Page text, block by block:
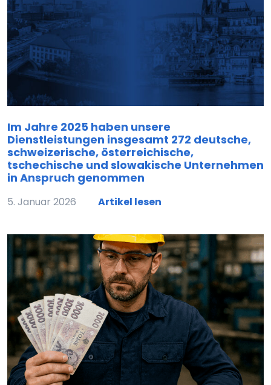
Im Jahre 2025 haben unsere
Dienstleistungen insgesamt 272 deutsche,
schweizerische, österreichische,
tschechische und slowakische Unternehmen
in Anspruch genommen
5. Januar 2026 Artikel lesen